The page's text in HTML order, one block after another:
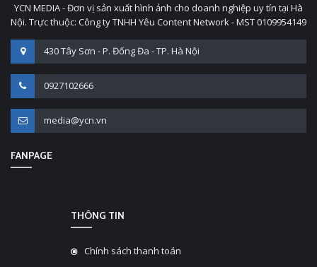
YCN MEDIA - Đơn vị sản xuất hình ảnh cho doanh nghiệp uy tín tại Hà
Nội. Trực thuộc: Công ty TNHH Yêu Content Network - MST 0109954149
430 Tây Sơn - P. Đống Đa - TP. Hà Nội
0927102666
media@ycn.vn
FANPAGE
THÔNG TIN
Chính sách thanh toán